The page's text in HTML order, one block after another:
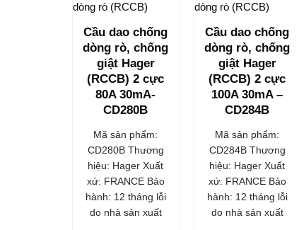
Cầu dao chống
dòng rò, chống
giật Hager
(RCCB) 2 cực
80A 30mA-
CD280B
Mã sản phẩm:
CD280B Thương
hiệu: Hager Xuất
xứ: FRANCE Bảo
hành: 12 tháng lỗi
do nhà sản xuất
Cầu dao chống
dòng rò, chống
giật Hager
(RCCB) 2 cực
100A 30mA –
CD284B
Mã sản phẩm:
CD284B Thương
hiệu: Hager Xuất
xứ: FRANCE Bảo
hành: 12 tháng lỗi
do nhà sản xuất